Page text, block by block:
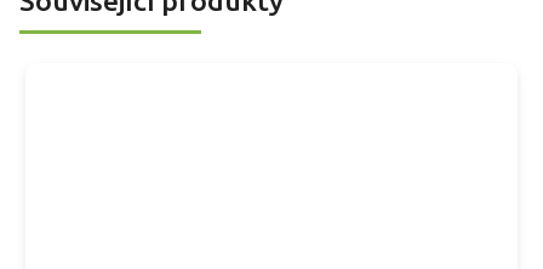
obrovská' nebo 'Barcelonská'.